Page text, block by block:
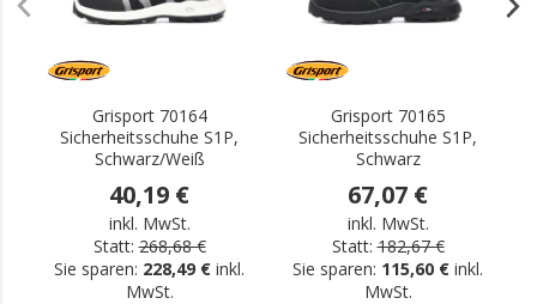
Grisport 70164
Sicherheitsschuhe S1P,
Schwarz/Weiß
40,19 €
inkl. MwSt.
Statt: 268,68 €
Sie sparen: 228,49 € inkl.
MwSt.
Grisport 70165
Sicherheitsschuhe S1P,
Schwarz
67,07 €
inkl. MwSt.
Statt: 182,67 €
Sie sparen: 115,60 € inkl.
MwSt.